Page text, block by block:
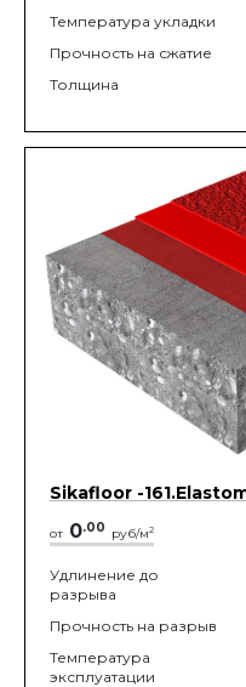
Температура укладки
Прочность на сжатие
Толщина
Sikafloor -
от 0.00 руб/м2
Удлинение до
разрыва
Прочность на разрыв
Температура
эксплуатации